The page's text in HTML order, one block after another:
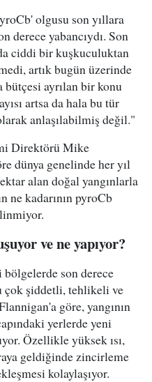
olgusu son yıllara
derece yabancıydı. Son
ciddi bir kuşkuculuktan
artık bugün üzerinde
bütçesi ayrılan bir konu
artsa da hala bu tür
anlaşılabilmiş değil."
Direktörü Mike
dünya genelinde her yıl
alan doğal yangınlarla
ne kadarının pyroCb
ve ne yapıyor?
son derece
çok şiddetli, tehlikeli ve
göre, yangının
yerlerde yeni
Özellikle yüksek ısı,
geldiğinde zincirleme
kolaylaşıyor.